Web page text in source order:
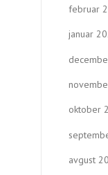
februar
januar
oktober
avgust